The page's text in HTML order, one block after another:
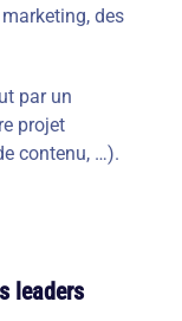
des
par un
projet
contenu, …).
leaders